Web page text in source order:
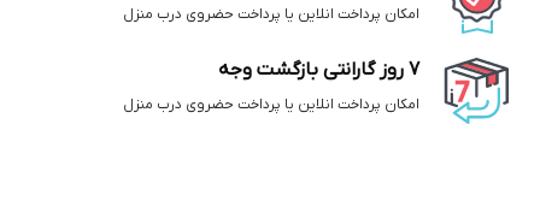
امکان پرداخت انلاین یا پرداخت حضروی درب منزل
7 روز گارانتی بازگشت وجه
امکان پرداخت انلاین یا پرداخت حضروی درب منزل